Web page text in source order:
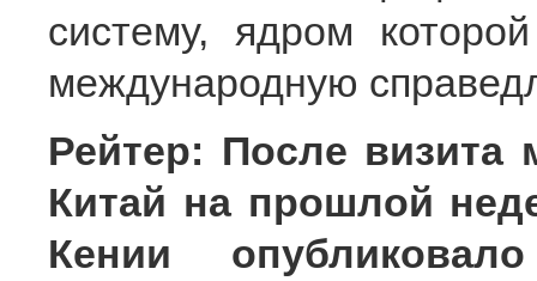
систему, ядром
международную
Рейтер: После
Китай на прошлой
Кении